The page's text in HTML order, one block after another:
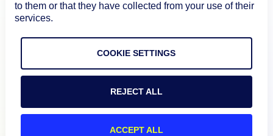
Produkt
to them or that they have collected from your use of their
services.
COOKIE SETTINGS
REJECT ALL
ACCEPT ALL